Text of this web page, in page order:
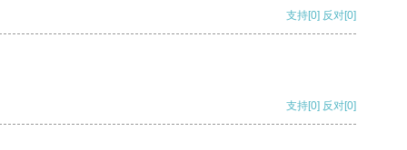
支持[0] 反对[0]
支持[0] 反对[0]